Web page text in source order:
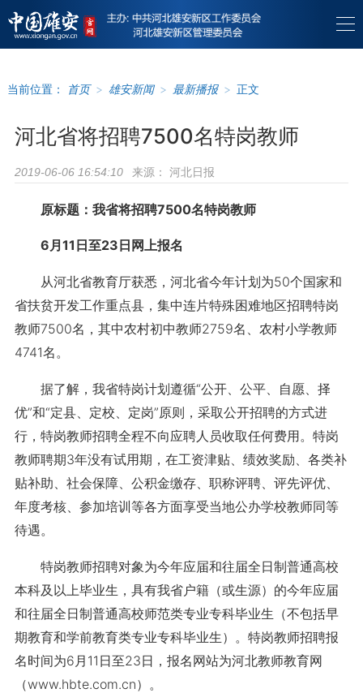
当前位置： 首页 > 雄安新闻 > 最新播报 > 正文
河北省将招聘7500名特岗教师
2019-06-06 16:54:10 来源： 河北日报
原标题：我省将招聘7500名特岗教师
6月11日至23日网上报名
从河北省教育厅获悉，河北省今年计划为50个国家和
省扶贫开发工作重点县，集中连片特殊困难地区招聘特岗
教师7500名，其中农村初中教师2759名、农村小学教师
4741名。
据了解，我省特岗计划遵循“公开、公平、自愿、择
优”和“定县、定校、定岗”原则，采取公开招聘的方式进
行，特岗教师招聘全程不向应聘人员收取任何费用。特岗
教师聘期3年没有试用期，在工资津贴、绩效奖励、各类补
贴补助、社会保障、公积金缴存、职称评聘、评先评优、
年度考核、参加培训等各方面享受当地公办学校教师同等
待遇。
特岗教师招聘对象为今年应届和往届全日制普通高校
本科及以上毕业生，具有我省户籍（或生源）的今年应届
和往届全日制普通高校师范类专业专科毕业生（不包括早
期教育和学前教育类专业专科毕业生）。特岗教师招聘报
名时间为6月11日至23日，报名网站为河北教师教育网
（www.hbte.com.cn）。